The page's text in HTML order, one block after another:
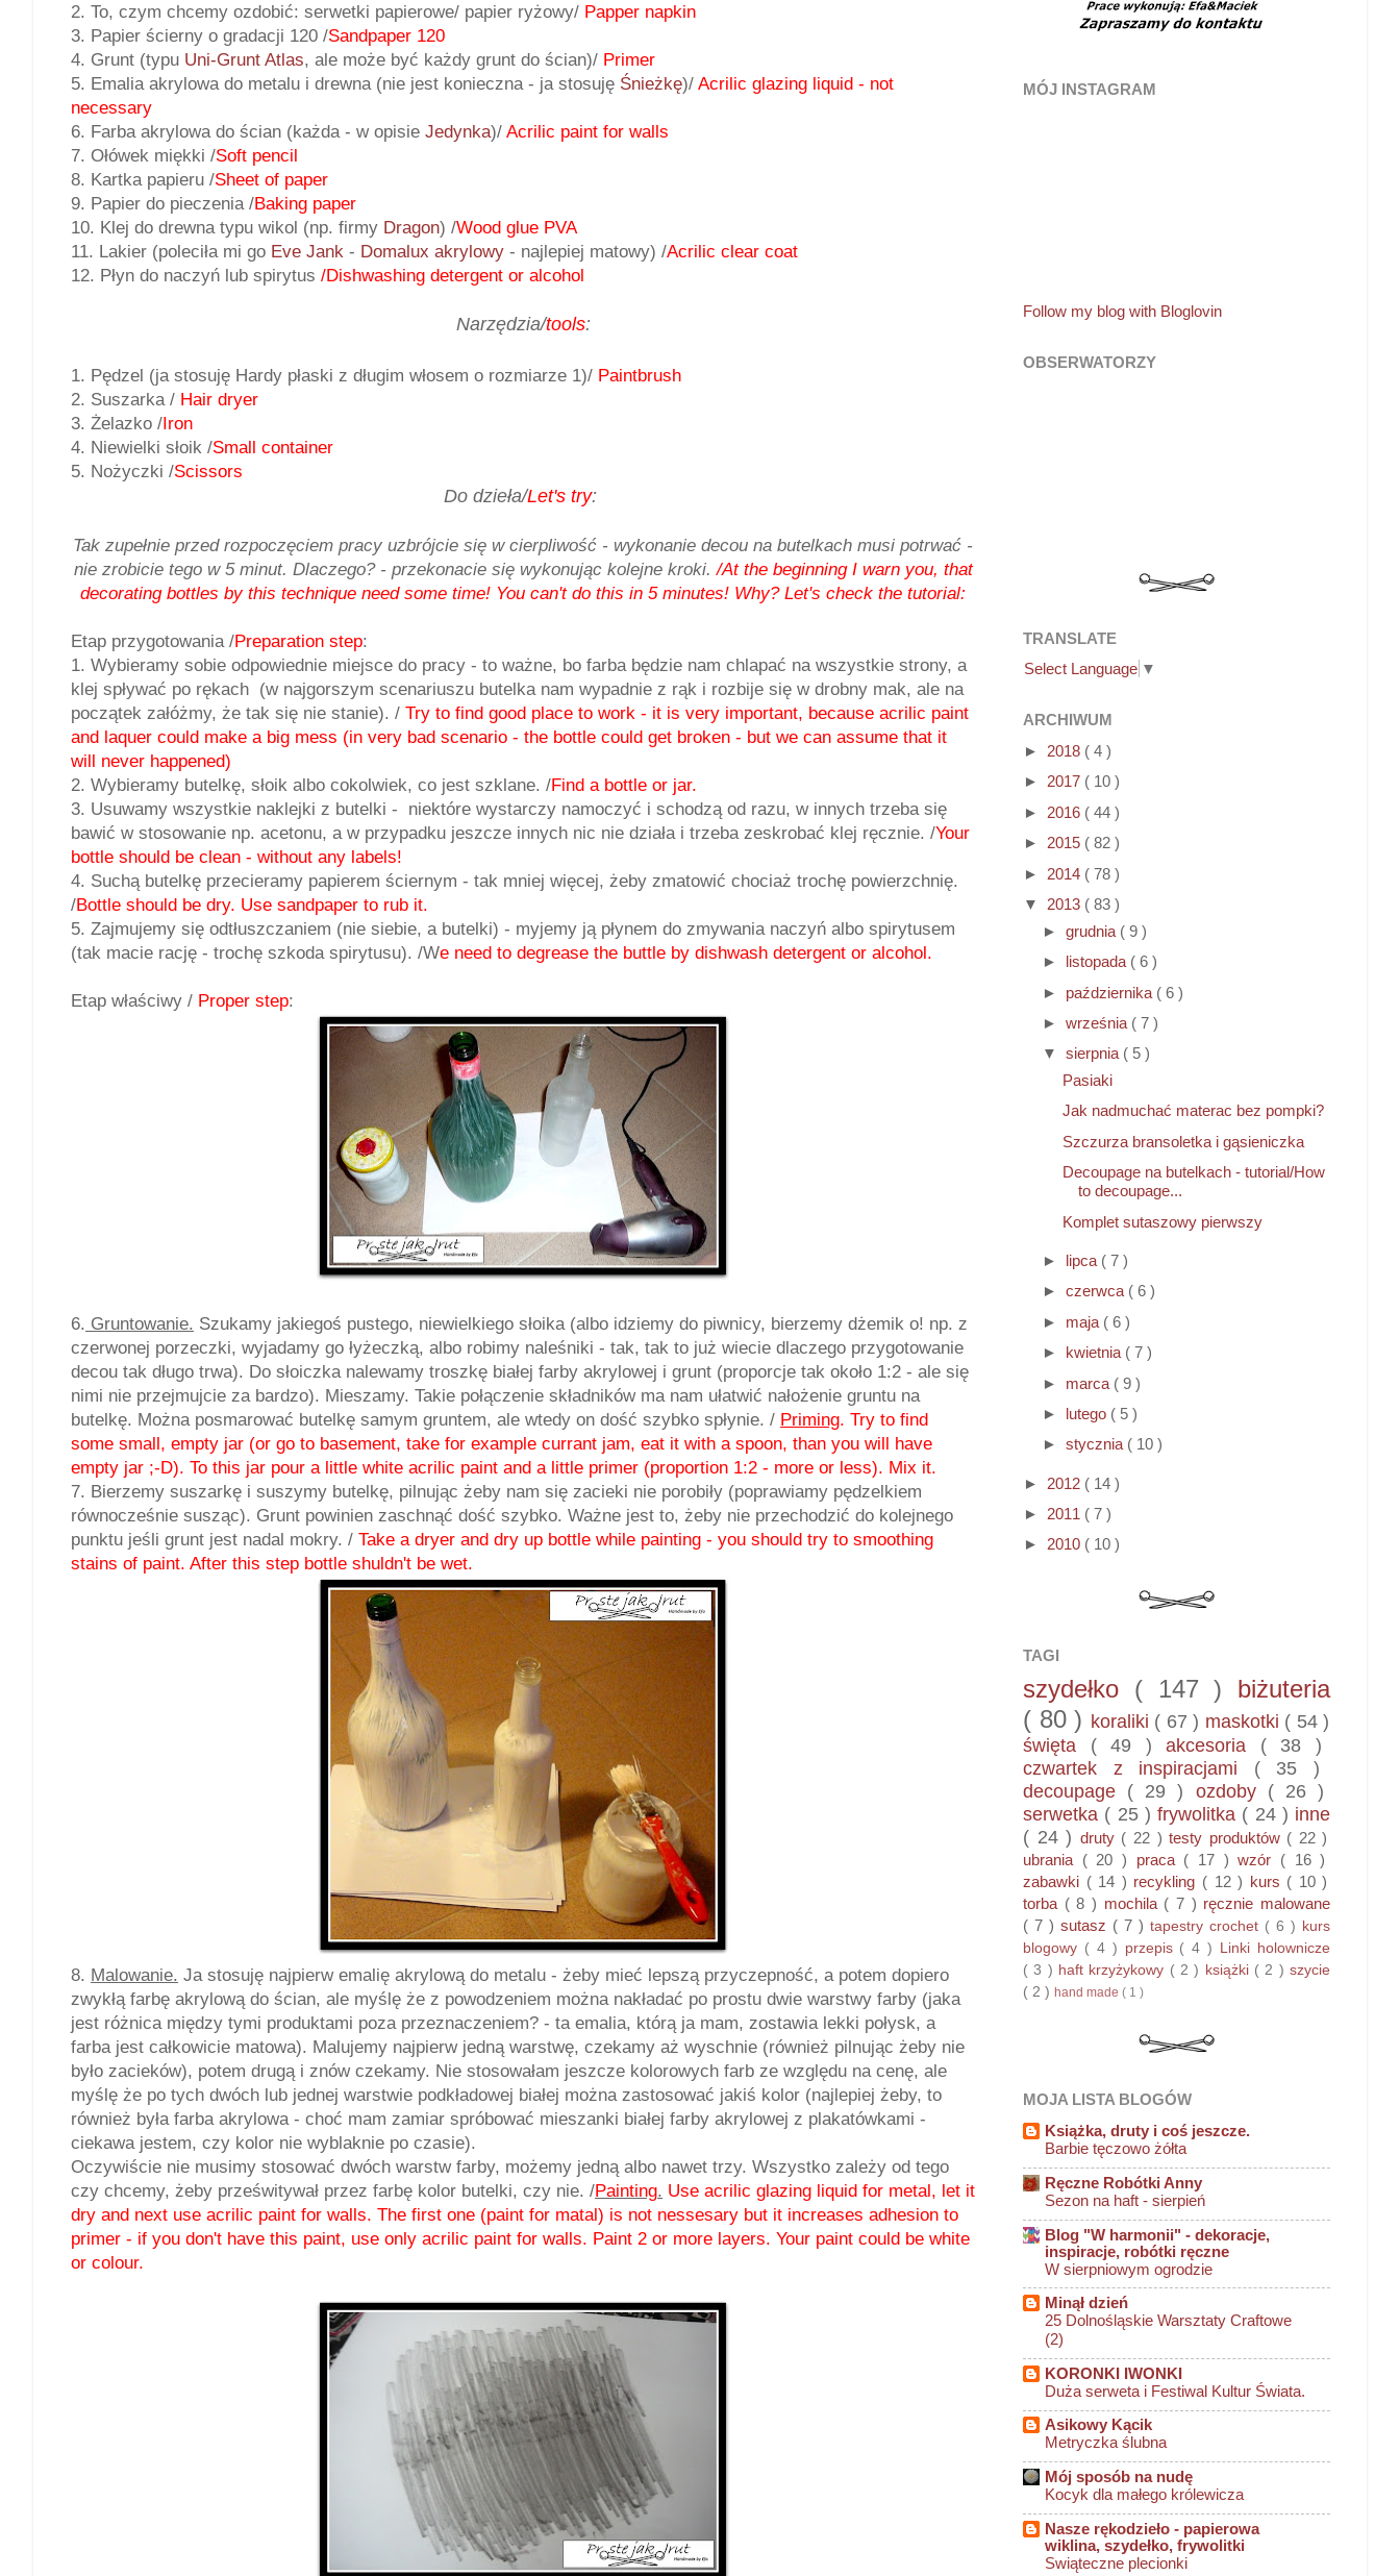
2. To, czym chcemy ozdobić: serwetki papierowe/ papier ryżowy/ Papper napkin
3. Papier ścierny o gradacji 120 /Sandpaper 120
4. Grunt (typu Uni-Grunt Atlas, ale może być każdy grunt do ścian)/ Primer
5. Emalia akrylowa do metalu i drewna (nie jest konieczna - ja stosuję Śnieżkę)/ Acrilic glazing liquid - not
necessary
6. Farba akrylowa do ścian (każda - w opisie Jedynka)/ Acrilic paint for walls
7. Ołówek miękki /Soft pencil
8. Kartka papieru /Sheet of paper
9. Papier do pieczenia /Baking paper
10. Klej do drewna typu wikol (np. firmy Dragon) /Wood glue PVA
11. Lakier (poleciła mi go Eve Jank - Domalux akrylowy - najlepiej matowy) /Acrilic clear coat
12. Płyn do naczyń lub spirytus /Dishwashing detergent or alcohol
Narzędzia/tools:
1. Pędzel (ja stosuję Hardy płaski z długim włosem o rozmiarze 1)/ Paintbrush
2. Suszarka / Hair dryer
3. Żelazko / Iron
4. Niewielki słoik /Small container
5. Nożyczki /Scissors
Do dzieła/Let's try:
Tak zupełnie przed rozpoczęciem pracy uzbrójcie się w cierpliwość - wykonanie decou na butelkach musi potrwać -
nie zrobicie tego w 5 minut. Dlaczego? - przekonacie się wykonując kolejne kroki./At the beginning I warn you, that
decorating bottles by this technique need some time! You can't do this in 5 minutes! Why? Let's check the tutorial:
Etap przygotowania /Preparation step:
1. Wybieramy sobie odpowiednie miejsce do pracy - to ważne, bo farba będzie nam chlapać na wszystkie strony, a
klej spływać po rękach (w najgorszym scenariuszu butelka nam wypadnie z rąk i rozbije się w drobny mak, ale na
początek załóżmy, że tak się nie stanie). / Try to find good place to work - it is very important, because acrilic paint
and laquer could make a big mess (in very bad scenario - the bottle could get broken - but we can assume that it
will never happened)
2. Wybieramy butelkę, słoik albo cokolwiek, co jest szklane. /Find a bottle or jar.
3. Usuwamy wszystkie naklejki z butelki - niektóre wystarczy namoczyć i schodzą od razu, w innych trzeba się
bawić w stosowanie np. acetonu, a w przypadku jeszcze innych nic nie działa i trzeba zeskrobać klej ręcznie. /Your
bottle should be clean - without any labels!
4. Suchą butelkę przecieramy papierem ściernym - tak mniej więcej, żeby zmatowić chociaż trochę powierzchnię.
/Bottle should be dry. Use sandpaper to rub it.
5. Zajmujemy się odtłuszczaniem (nie siebie, a butelki) - myjemy ją płynem do zmywania naczyń albo spirytusem
(tak macie rację - trochę szkoda spirytusu). /We need to degrease the buttle by dishwash detergent or alcohol.
Etap właściwy / Proper step:
6. Gruntowanie. Szukamy jakiegoś pustego, niewielkiego słoika (albo idziemy do piwnicy, bierzemy dżemik o! np. z
czerwonej porzeczki, wyjadamy go łyżeczką, albo robimy naleśniki - tak, tak to już wiecie dlaczego przygotowanie
decou tak długo trwa). Do słoiczka nalewamy troszkę białej farby akrylowej i grunt (proporcje tak około 1:2 - ale się
nimi nie przejmujcie za bardzo). Mieszamy. Takie połączenie składników ma nam ułatwić nałożenie gruntu na
butelkę. Można posmarować butelkę samym gruntem, ale wtedy on dość szybko spłynie. / Priming. Try to find
some small, empty jar (or go to basement, take for example currant jam, eat it with a spoon, than you will have
empty jar ;-D). To this jar pour a little white acrilic paint and a little primer (proportion 1:2 - more or less). Mix it.
7. Bierzemy suszarkę i suszymy butelkę, pilnując żeby nam się zacieki nie porobiły (poprawiamy pędzelkiem
równocześnie susząc). Grunt powinien zaschnąć dość szybko. Ważne jest to, żeby nie przechodzić do kolejnego
punktu jeśli grunt jest nadal mokry. / Take a dryer and dry up bottle while painting - you should try to smoothing
stains of paint. After this step bottle shuldn't be wet.
8. Malowanie. Ja stosuję najpierw emalię akrylową do metalu - żeby mieć lepszą przyczepność, a potem dopiero
zwykłą farbę akrylową do ścian, ale myślę że z powodzeniem można nakładać po prostu dwie warstwy farby (jaka
jest różnica między tymi produktami poza przeznaczeniem? - ta emalia, którą ja mam, zostawia lekki połysk, a
farba jest całkowicie matowa). Malujemy najpierw jedną warstwę, czekamy aż wyschnie (również pilnując żeby nie
było zacieków), potem drugą i znów czekamy. Nie stosowałam jeszcze kolorowych farb ze względu na cenę, ale
myślę że po tych dwóch lub jednej warstwie podkładowej białej można zastosować jakiś kolor (najlepiej żeby, to
również była farba akrylowa - choć mam zamiar spróbować mieszanki białej farby akrylowej z plakatówkami -
ciekawa jestem, czy kolor nie wyblaknie po czasie).
Oczywiście nie musimy stosować dwóch warstw farby, możemy jedną albo nawet trzy. Wszystko zależy od tego
czy chcemy, żeby prześwitywał przez farbę kolor butelki, czy nie. /Painting. Use acrilic glazing liquid for metal, let it
dry and next use acrilic paint for walls. The first one (paint for matal) is not nessesary but it increases adhesion to
primer - if you don't have this paint, use only acrilic paint for walls. Paint 2 or more layers. Your paint could be white
or colour.
MÓJ INSTAGRAM
Follow my blog with Bloglovin
OBSERWATORZY
TRANSLATE
Select Language ▼
ARCHIWUM
► 2018 ( 4 )
► 2017 ( 10 )
► 2016 ( 44 )
► 2015 ( 82 )
► 2014 ( 78 )
▼ 2013 ( 83 )
►grudnia ( 9 )
► listopada ( 6 )
► października ( 6 )
►września ( 7 )
▼sierpnia ( 5 )
Pasiaki
Jak nadmuchać materac bez pompki?
Szczurza bransoletka i gąsieniczka
Decoupage na butelkach - tutorial/How
to decoupage...
Komplet sutaszowy pierwszy
► lipca ( 7 )
►czerwca ( 6 )
► maja ( 6 )
► kwietnia ( 7 )
► marca ( 9 )
► lutego ( 5 )
►stycznia ( 10 )
► 2012 ( 14 )
► 2011 ( 7 )
► 2010 ( 10 )
TAGI
szydełko ( 147 ) biżuteria
( 80 ) koraliki ( 67 ) maskotki ( 54 )
święta ( 49 ) akcesoria ( 38 )
czwartek z inspiracjami ( 35 )
decoupage ( 29 ) ozdoby ( 26 )
serwetka ( 25 ) frywolitka ( 24 ) inne
( 24 ) druty ( 22 )testy produktów ( 22 )
ubrania ( 20 ) praca ( 17 )wzór ( 16 )
zabawki ( 14 ) recykling ( 12 ) kurs ( 10 )
torba ( 8 ) mochila ( 7 ) ręcznie malowane
( 7 ) sutasz ( 7 ) tapestry crochet ( 6 ) kurs
blogowy ( 4 ) przepis ( 4 )
Linki holownicze
( 3 ) haft krzyżykowy ( 2 ) książki ( 2 )szycie
( 2 ) hand made ( 1 )
MOJA LISTA BLOGÓW
Książka, druty i coś jeszcze.
Barbie tęczowo żółta
Ręczne Robótki Anny
Sezon na haft - sierpień
Blog "W harmonii" - dekoracje,
inspiracje, robótki ręczne
W sierpniowym ogrodzie
Minął dzień
25 Dolnośląskie Warsztaty Craftowe
(2)
KORONKI IWONKI
Duża serweta i Festiwal Kultur Świata.
Asikowy Kącik
Metryczka ślubna
Mój sposób na nudę
Kocyk dla małego królewicza
Nasze rękodzieło - papierowa
wiklina, szydełko, frywolitki
Swiąteczne plecionki